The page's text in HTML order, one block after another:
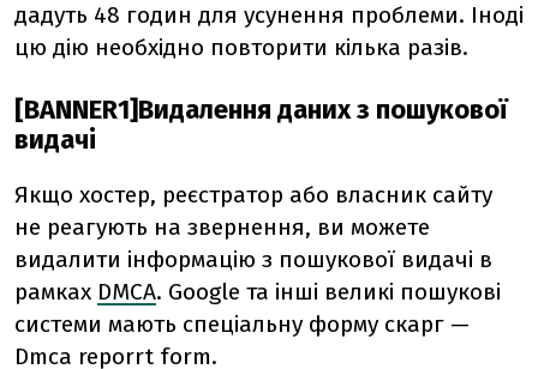
дадуть 48 годин для усунення проблеми. Іноді
цю дію необхідно повторити кілька разів.
[BANNER1]Видалення даних з пошукової
видачі
Якщо хостер, реєстратор або власник сайту
не реагують на звернення, ви можете
видалити інформацію з пошукової видачі в
рамках DMCA. Google та інші великі пошукові
системи мають спеціальну форму скарг —
Dmca reporrt form.